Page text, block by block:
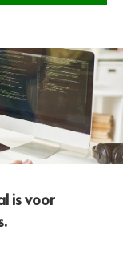
is voor